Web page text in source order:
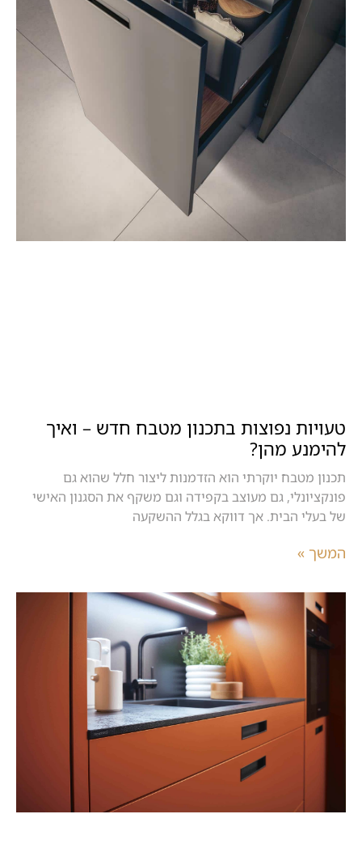
טעויות נפוצות בתכנון מטבח חדש – ואיך
להימנע מהן?
תכנון מטבח יוקרתי הוא הזדמנות ליצור חלל שהוא גם
פונקציונלי, גם מעוצב בקפידה וגם משקף את הסגנון האישי
של בעלי הבית. אך דווקא בגלל ההשקעה
המשך »